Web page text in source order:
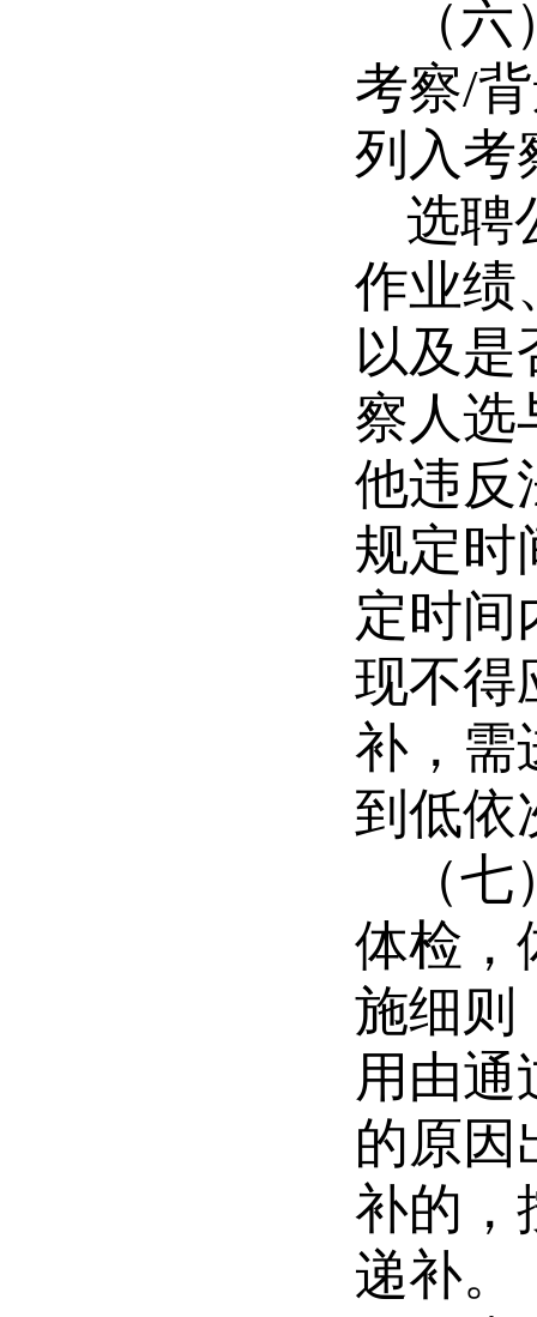
（
考察/
列入考
选聘
作业绩
以及是
察人选
他违反
规定时
定时间
现不得
补，需
到低依
（
体检
施细则
用由通
的原因
补的，
递补。